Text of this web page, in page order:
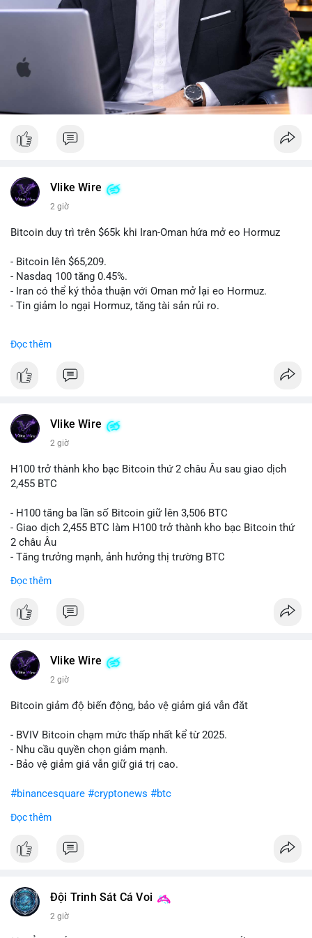
Vlike Wire
2 giờ
Bitcoin duy trì trên $65k khi Iran-Oman hứa mở eo Hormuz
- Bitcoin lên $65,209.
- Nasdaq 100 tăng 0.45%.
- Iran có thể ký thỏa thuận với Oman mở lại eo Hormuz.
- Tin giảm lo ngại Hormuz, tăng tài sản rủi ro.
📰 Nguồn: CoinDesk
Đọc thêm
Vlike Wire
2 giờ
H100 trở thành kho bạc Bitcoin thứ 2 châu Âu sau giao dịch
2,455 BTC
- H100 tăng ba lần số Bitcoin giữ lên 3,506 BTC
- Giao dịch 2,455 BTC làm H100 trở thành kho bạc Bitcoin thứ
2 châu Âu
- Tăng trưởng mạnh, ảnh hưởng thị trường BTC
#binancesquare
$btc
📰 Nguồn: Cointelegraph
Đọc thêm
Vlike Wire
2 giờ
Bitcoin giảm độ biến động, bảo vệ giảm giá vẫn đắt
- BVIV Bitcoin chạm mức thấp nhất kể từ 2025.
- Nhu cầu quyền chọn giảm mạnh.
- Bảo vệ giảm giá vẫn giữ giá trị cao.
#binancesquare #cryptonews #btc
$btc
#vlikevn #titanbot
Đọc thêm
Đội Trinh Sát Cá Voi
2 giờ